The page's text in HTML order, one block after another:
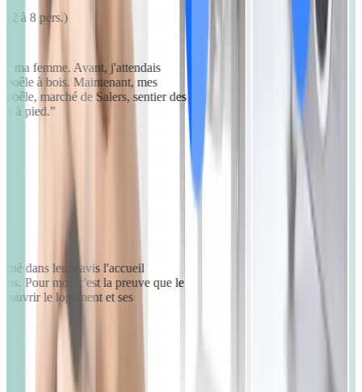
(2 à 8 pers.)
ma femme. Avant, j'attendais
poêle à bois. Maintenant, mes
marché de Salers, sentier des
à pied.”
dans leurs avis l'accueil
Pour moi, c'est la preuve que le
le logement et ses